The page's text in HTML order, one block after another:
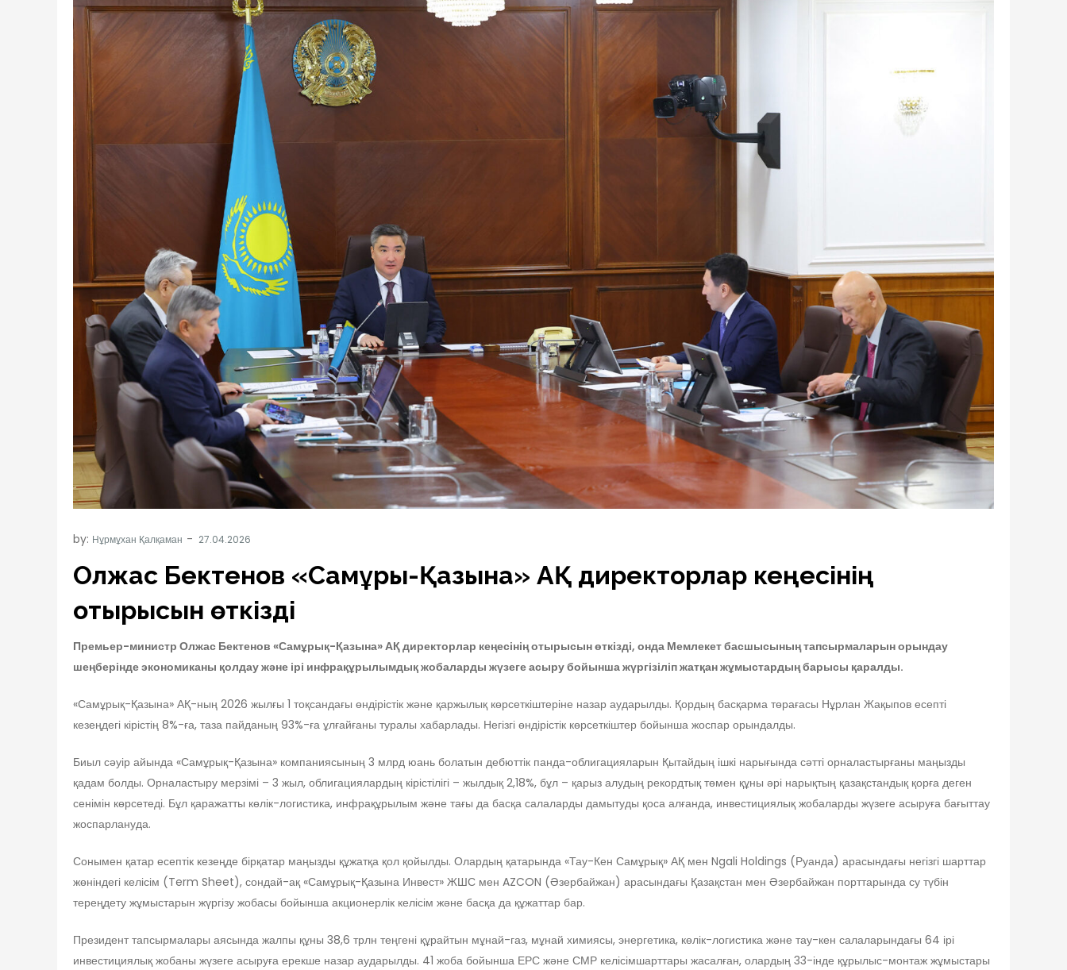
by: Нұрмұхан Қалқаман
Олжас Бектенов «Самұрық-Қазына» АҚ директорлар кеңесінің
отырысын өткізді
Премьер-министр Олжас Бектенов «Самұрық-Қазына» АҚ директорлар кеңесінің отырысын өткізді, онда Мемлекет басшысының тапсырмаларын орындау
шеңберінде экономиканы қолдау және ірі инфрақұрылымдық жобаларды жүзеге асыру бойынша жүргізіліп жатқан жұмыстардың барысы қаралды.
«Самұрық-Қазына» АҚ-ның 2026 жылғы 1 тоқсандағы өндірістік және қаржылық көрсеткіштеріне назар аударылды. Қордың басқарма төрағасы Нұрлан Жақыпов есепті
кезеңдегі кірістің 8%-ға, таза пайданың 93%-ға ұлғайғаны туралы хабарлады. Негізгі өндірістік көрсеткіштер бойынша жоспар орындалды.
Биыл сәуір айында «Самұрық-Қазына» компаниясының 3 млрд юань болатын дебюттік панда-облигацияларын Қытайдың ішкі нарығында сәтті орналастырғаны маңызды
қадам болды. Орналастыру мерзімі – 3 жыл, облигациялардың кірістілігі – жылдық 2,18%, бұл – қарыз алудың рекордтық төмен құны әрі нарықтың қазақстандық қорға деген
сенімін көрсетеді. Бұл қаражатты көлік-логистика, инфрақұрылым және тағы да басқа салаларды дамытуды қоса алғанда, инвестициялық жобаларды жүзеге асыруға бағыттау
жоспарлануда.
Сонымен қатар есептік кезеңде бірқатар маңызды құжатқа қол қойылды. Олардың қатарында «Тау-Кен Самұрық» АҚ мен Ngali Holdings (Руанда) арасындағы негізгі шарттар
жөніндегі келісім (Term Sheet), сондай-ақ «Самұрық-Қазына Инвест» ЖШС мен AZCON (Әзербайжан) арасындағы Қазақстан мен Әзербайжан порттарында су түбін
тереңдету жұмыстарын жүргізу жобасы бойынша акционерлік келісім және басқа да құжаттар бар.
Президент тапсырмалары аясында жалпы құны 38,6 трлн теңгені құрайтын мұнай-газ, мұнай химиясы, энергетика, көлік-логистика және тау-кен салаларындағы 64 ірі
инвестициялық жобаны жүзеге асыруға ерекше назар аударылды. 41 жоба бойынша ЕРС және СМР келісімшарттары жасалған, олардың 33-інде құрылыс-монтаж жұмыстары